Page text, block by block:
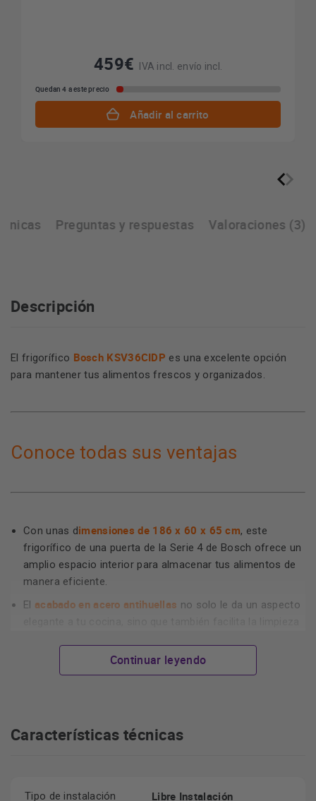
459€ IVA incl. envío incl.
Quedan 4 a este precio
Añadir al carrito
Preguntas y respuestas Valoraciones (3)
Descripción
El frigorífico Bosch KSV36CIDP es una excelente opción
para mantener tus alimentos frescos y organizados.
Conoce todas sus ventajas
Con unas dimensiones de 186 x 60 x 65 cm, este
frigorífico de una puerta de la Serie 4 de Bosch ofrece un
amplio espacio interior para almacenar tus alimentos de
manera eficiente.
El acabado en acero antihuellas no solo le da un aspecto
Además, gracias a suclasificación energética de Clase
, este electrodoméstico te ayudará a ahorrar en tu
Continuar leyendo
Características técnicas
Tipo de instalación Libre Instalación